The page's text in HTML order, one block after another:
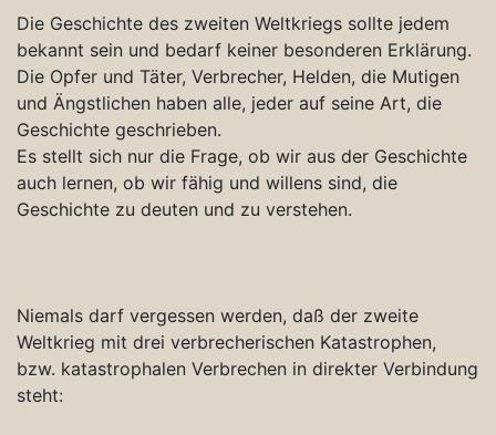
Die Geschichte des zweiten Weltkriegs sollte jedem
bekannt sein und bedarf keiner besonderen Erklärung.
Die Opfer und Täter, Verbrecher, Helden, die Mutigen
und Ängstlichen haben alle, jeder auf seine Art, die
Geschichte geschrieben.
Es stellt sich nur die Frage, ob wir aus der Geschichte
auch lernen, ob wir fähig und willens sind, die
Geschichte zu deuten und zu verstehen.
Niemals darf vergessen werden, daß der zweite
Weltkrieg mit drei verbrecherischen Katastrophen,
bzw. katastrophalen Verbrechen in direkter Verbindung
steht: